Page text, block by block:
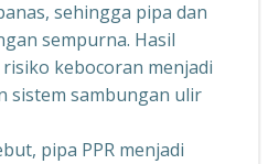
sehingga pipa dan
sempurna. Hasil
kebocoran menjadi
sistem sambungan ulir
pipa PPR menjadi